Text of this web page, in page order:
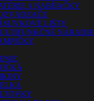
A NABÍJAČKY
LIŠTY
NÁRADIE